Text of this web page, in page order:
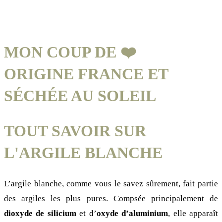
MON COUP DE ❤️
ORIGINE FRANCE ET
SÉCHÉE AU SOLEIL
TOUT SAVOIR SUR
L'ARGILE BLANCHE
L’argile blanche, comme vous le savez sûrement, fait partie
des argiles les plus pures. Compsée principalement de
dioxyde de siliciumet d’oxyde d’aluminium, elle apparaît